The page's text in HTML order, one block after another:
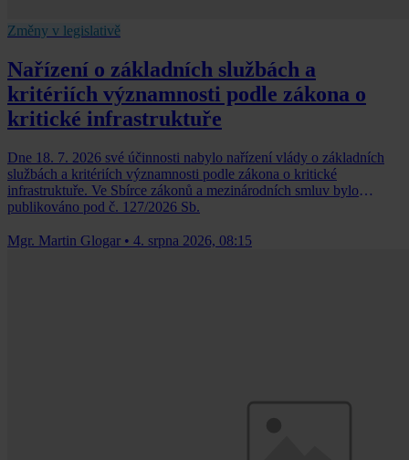
Změny v legislativě
Nařízení o základních službách a
kritériích významnosti podle zákona o
kritické infrastruktuře
Dne 18. 7. 2026 své účinnosti nabylo nařízení vlády o základních
službách a kritériích významnosti podle zákona o kritické
infrastruktuře. Ve Sbírce zákonů a mezinárodních smluv bylo
publikováno pod č. 127/2026 Sb.
Mgr. Martin Glogar • 4. srpna 2026, 08:15